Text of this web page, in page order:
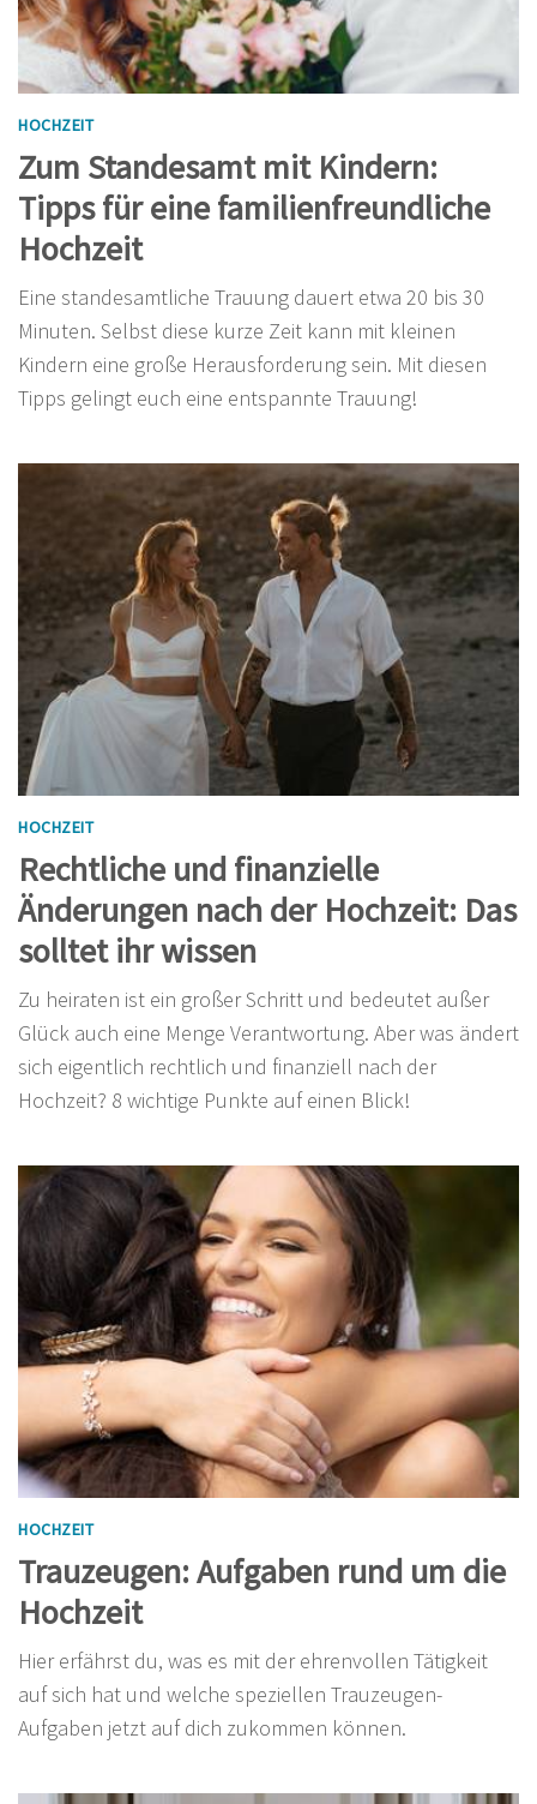
HOCHZEIT
Zum Standesamt mit Kindern:
Tipps für eine familienfreundliche
Hochzeit
Eine standesamtliche Trauung dauert etwa 20 bis 30
Minuten. Selbst diese kurze Zeit kann mit kleinen
Kindern eine große Herausforderung sein. Mit diesen
Tipps gelingt euch eine entspannte Trauung!
HOCHZEIT
Rechtliche und finanzielle
Änderungen nach der Hochzeit: Das
solltet ihr wissen
Zu heiraten ist ein großer Schritt und bedeutet außer
Glück auch eine Menge Verantwortung. Aber was ändert
sich eigentlich rechtlich und finanziell nach der
Hochzeit? 8 wichtige Punkte auf einen Blick!
HOCHZEIT
Trauzeugen: Aufgaben rund um die
Hochzeit
Hier erfährst du, was es mit der ehrenvollen Tätigkeit
auf sich hat und welche speziellen Trauzeugen-
Aufgaben jetzt auf dich zukommen können.